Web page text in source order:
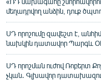
մեղադրվող անձին, դուք
ՍԴ որոշումը զավեշտ է,
նախկին դատավոր Պարգև
ՍԴ որոշման ուժով Ռոբերտ
չկան․ Գլխավոր